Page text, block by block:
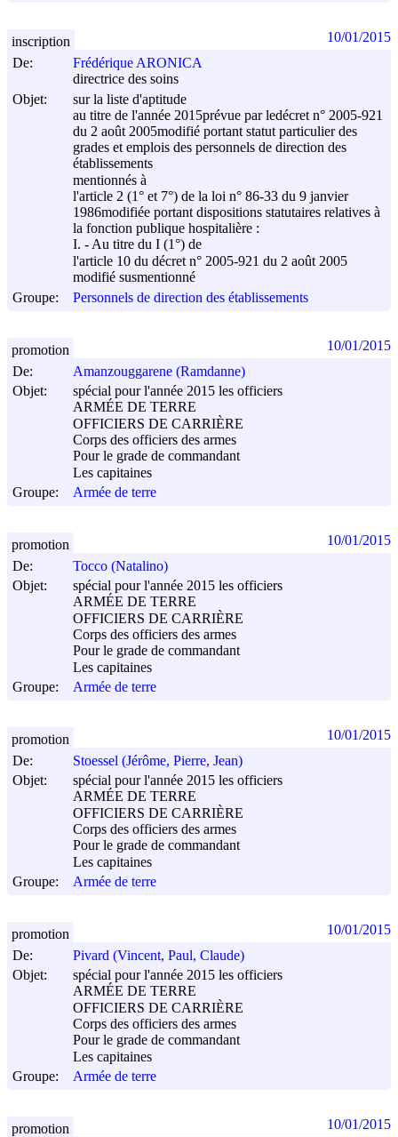
De:
Frédérique ARONICA
directrice des soins
Objet:
sur la liste d'aptitude
au titre de l'année 2015prévue par ledécret n° 2005-921
du 2 août 2005modifié portant statut particulier des
grades et emplois des personnels de direction des
établissements
mentionnés à
l'article 2 (1° et 7°) de la loi n° 86-33 du 9 janvier
1986modifiée portant dispositions statutaires relatives à
la fonction publique hospitalière :
I. - Au titre du I (1°) de
l'article 10 du décret n° 2005-921 du 2 août 2005
modifié susmentionné
Groupe:
Personnels de direction des établissements
inscription 10/01/2015
De:
Amanzouggarene (Ramdanne)
Objet:
spécial pour l'année 2015 les officiers
ARMÉE DE TERRE
OFFICIERS DE CARRIÈRE
Corps des officiers des armes
Pour le grade de commandant
Les capitaines
Groupe:
Armée de terre
promotion 10/01/2015
De:
Tocco (Natalino)
Objet:
spécial pour l'année 2015 les officiers
ARMÉE DE TERRE
OFFICIERS DE CARRIÈRE
Corps des officiers des armes
Pour le grade de commandant
Les capitaines
Groupe:
Armée de terre
promotion 10/01/2015
De:
Stoessel (Jérôme, Pierre, Jean)
Objet:
spécial pour l'année 2015 les officiers
ARMÉE DE TERRE
OFFICIERS DE CARRIÈRE
Corps des officiers des armes
Pour le grade de commandant
Les capitaines
Groupe:
Armée de terre
promotion 10/01/2015
De:
Pivard (Vincent, Paul, Claude)
Objet:
spécial pour l'année 2015 les officiers
ARMÉE DE TERRE
OFFICIERS DE CARRIÈRE
Corps des officiers des armes
Pour le grade de commandant
Les capitaines
Groupe:
Armée de terre
promotion 10/01/2015
promotion 10/01/2015